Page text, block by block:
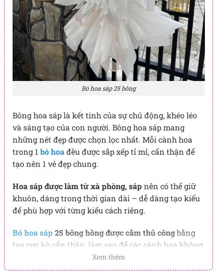
Bó hoa sáp 25 bông
Bông hoa sáp là kết tinh của sự chủ động, khéo léo
và sáng tạo của con người. Bông hoa sáp mang
những nét đẹp được chọn lọc nhất. Mỗi cành hoa
trong 1bó hoađều được sắp xếp tỉ mỉ, cẩn thận để
tạo nên 1 vẻ đẹp chung.
Hoa sáp được làm từ xà phòng, sápnên có thể giữ
khuôn, dáng trong thời gian dài – dễ dàng tạo kiểu
để phù hợp với từng kiểu cách riêng.
Bó hoa sáp 25 bông hồng được cắm thủ côngbằng
tay cực kỳ cẩn thận, làm sao để các cành hoa không
có khoảng cách nhưng vẫn đảm bảo không bị đè
nén quá (dễ gây rụng cánh).
Xem thêm